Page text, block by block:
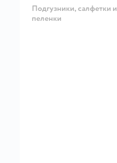
Подгузники, салфетки и
пеленки